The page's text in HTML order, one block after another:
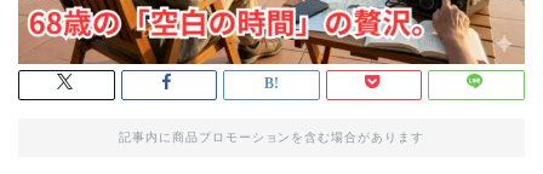
記事内に商品プロモーションを含む場合があります